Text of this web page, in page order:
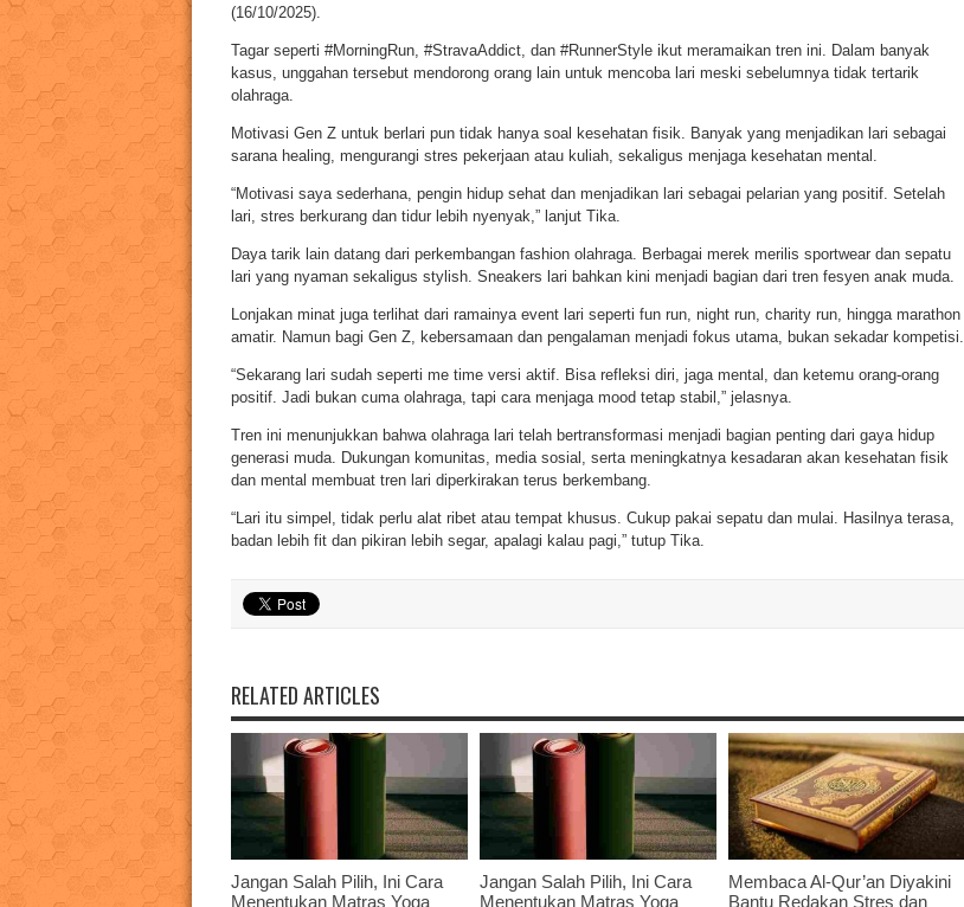
(16/10/2025).
Tagar seperti #MorningRun, #StravaAddict, dan #RunnerStyle ikut meramaikan tren ini. Dalam banyak
kasus, unggahan tersebut mendorong orang lain untuk mencoba lari meski sebelumnya tidak tertarik
olahraga.
Motivasi Gen Z untuk berlari pun tidak hanya soal kesehatan fisik. Banyak yang menjadikan lari sebagai
sarana healing, mengurangi stres pekerjaan atau kuliah, sekaligus menjaga kesehatan mental.
“Motivasi saya sederhana, pengin hidup sehat dan menjadikan lari sebagai pelarian yang positif. Setelah
lari, stres berkurang dan tidur lebih nyenyak,” lanjut Tika.
Daya tarik lain datang dari perkembangan fashion olahraga. Berbagai merek merilis sportwear dan sepatu
lari yang nyaman sekaligus stylish. Sneakers lari bahkan kini menjadi bagian dari tren fesyen anak muda.
Lonjakan minat juga terlihat dari ramainya event lari seperti fun run, night run, charity run, hingga marathon
amatir. Namun bagi Gen Z, kebersamaan dan pengalaman menjadi fokus utama, bukan sekadar kompetisi.
“Sekarang lari sudah seperti me time versi aktif. Bisa refleksi diri, jaga mental, dan ketemu orang-orang
positif. Jadi bukan cuma olahraga, tapi cara menjaga mood tetap stabil,” jelasnya.
Tren ini menunjukkan bahwa olahraga lari telah bertransformasi menjadi bagian penting dari gaya hidup
generasi muda. Dukungan komunitas, media sosial, serta meningkatnya kesadaran akan kesehatan fisik
dan mental membuat tren lari diperkirakan terus berkembang.
“Lari itu simpel, tidak perlu alat ribet atau tempat khusus. Cukup pakai sepatu dan mulai. Hasilnya terasa,
badan lebih fit dan pikiran lebih segar, apalagi kalau pagi,” tutup Tika.
RELATED ARTICLES
Jangan Salah Pilih, Ini Cara
Menentukan Matras Yoga
Jangan Salah Pilih, Ini Cara
Menentukan Matras Yoga
Membaca Al-Qur’an Diyakini
Bantu Redakan Stres dan